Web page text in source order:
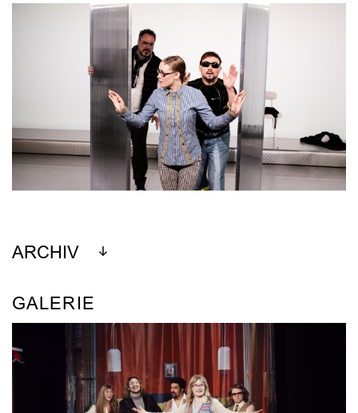
ARCHIV
GALERIE